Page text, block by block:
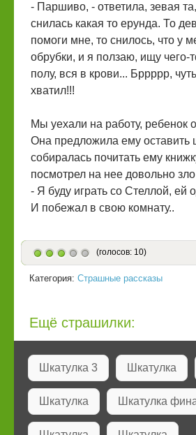
- Паршиво, - ответила, зевая
снилась какая то ерунда. То
помоги мне, то снилось, что у
обрубки, и я ползаю, ищу чего-
полу, вся в крови... Бррррр,
хватил!!!
Мы уехали на работу, ребенок
Она предложила ему оставить
собиралась почитать ему
посмотрел на нее довольно зло
- Я буду играть со Стеллой, ей
И побежал в свою комнату..
(голосов: 10)
Категория: Страшные рассказы
Ещё страшилки:
Шкатулка 3 Шкатулка
Шкатулка Шкатулка